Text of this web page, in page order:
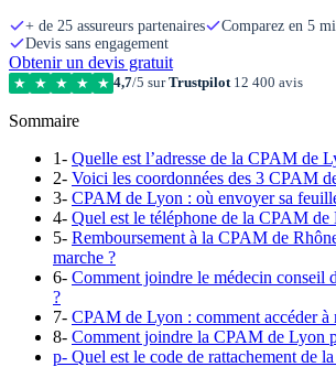
+ de 25 assureurs partenaires
Comparez en 5
Devis sans engagement
Obtenir un devis gratuit
★ ★ ★ ★ ★ 4,7/5 surTrustpilot12 400 avis
Sommaire
1- Quelle est l’adresse de la CPAM de
2- Voici les coordonnées des 3 CPAM
3- CPAM de Lyon : où envoyer sa
4- Quel est le téléphone de la CPAM de
5- Remboursement à la CPAM de
marche ?
6- Comment joindre le médecin conseil
?
7- CPAM de Lyon : comment accéder à
8- Comment joindre la CPAM de Lyon
p- Quel est le code de rattachement de